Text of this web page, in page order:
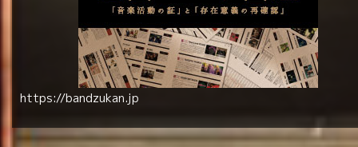
https://bandzukan.jp